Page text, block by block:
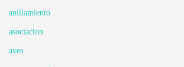
anillamiento
asociacion
aves